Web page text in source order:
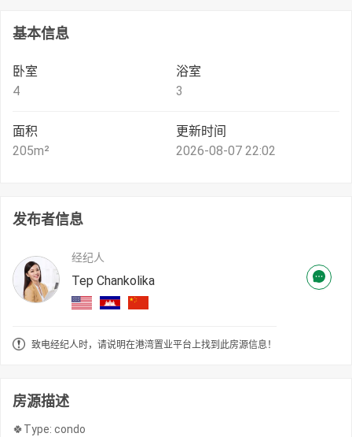
基本信息
卧室
4
浴室
3
面积
205m²
更新时间
2026-08-07 22:02
发布者信息
经纪人
Tep Chankolika
致电经纪人时，请说明在港湾置业平台上找到此房源信息！
房源描述
🍀Type: condo